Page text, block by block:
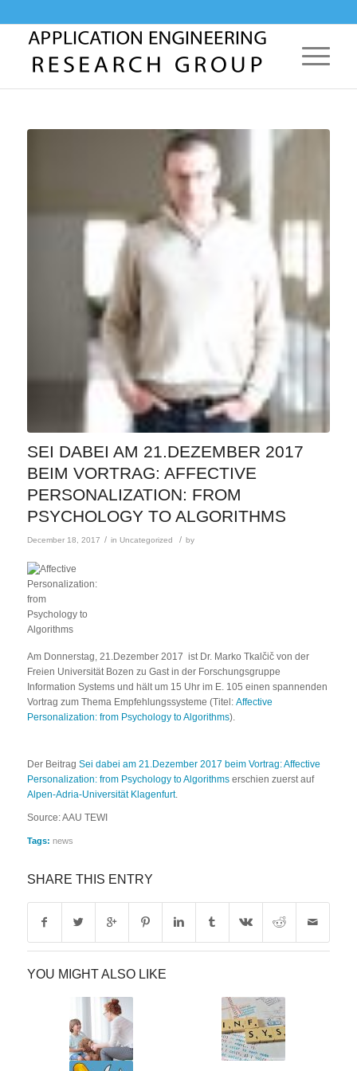
SEI DABEI AM 21.DEZEMBER 2017
BEIM VORTRAG: AFFECTIVE
PERSONALIZATION: FROM
PSYCHOLOGY TO ALGORITHMS
December 18, 2017 / in Uncategorized / by
Am Donnerstag, 21.Dezember 2017 ist Dr. Marko Tkalčič von der
Freien Universität Bozen zu Gast in der Forschungsgruppe
Information Systems und hält um 15 Uhr im E. 105 einen spannenden
Vortrag zum Thema Empfehlungssysteme (Titel: Affective
Personalization: from Psychology to Algorithms).
Der Beitrag Sei dabei am 21.Dezember 2017 beim Vortrag: Affective
Personalization: from Psychology to Algorithmserschien zuerst auf
Alpen-Adria-Universität Klagenfurt.
Source: AAU TEWI
Tags: news
SHARE THIS ENTRY
YOU MIGHT ALSO LIKE